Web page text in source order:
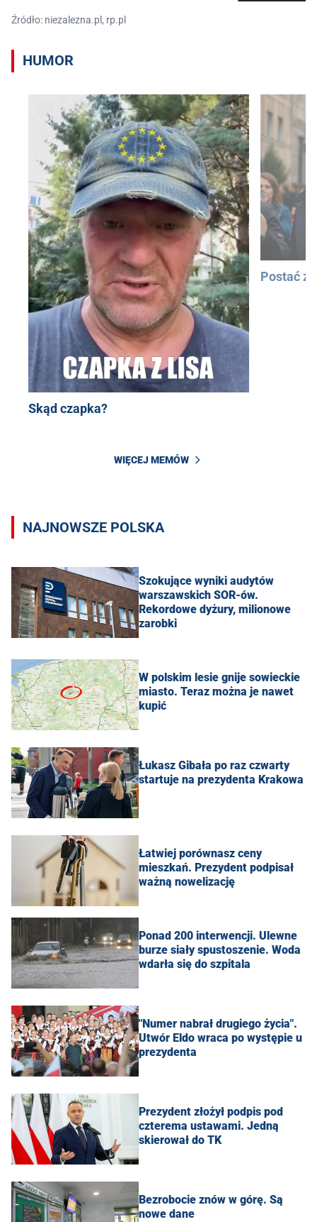
Źródło: niezalezna.pl, rp.pl
HUMOR
Skąd czapka?
Postać
WIĘCEJ MEMÓW
NAJNOWSZE POLSKA
Szokujące wyniki audytów
warszawskich SOR-ów.
Rekordowe dyżury, milionowe
zarobki
W polskim lesie gnije sowieckie
miasto. Teraz można je nawet
kupić
Łukasz Gibała po raz czwarty
startuje na prezydenta Krakowa
Łatwiej porównasz ceny
mieszkań. Prezydent podpisał
ważną nowelizację
Ponad 200 interwencji. Ulewne
burze siały spustoszenie. Woda
wdarła się do szpitala
"Numer nabrał drugiego życia".
Utwór Eldo wraca po występie u
prezydenta
Prezydent złożył podpis pod
czterema ustawami. Jedną
skierował do TK
Bezrobocie znów w górę. Są
nowe dane